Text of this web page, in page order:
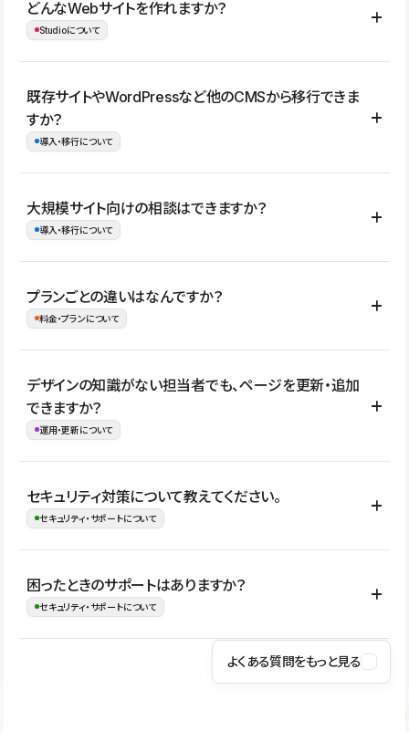
どんなWebサイトを作れますか？
Studioについて
コーポレートサイト、サービスサイト、LP、採用サイト、ブロ
グ・メディア、イベントサイト、店舗・商品紹介サイト、ポートフ
ォリオなど幅広く制作できます。
既存サイトやWordPressなど他のCMSから移行できま
すか？
導入・移行について
はい。既存サイトの構成やコンテンツ、URLを整理したうえで、
Studio上に再構築する形で移行できます。 WordPressの場合は、
イト全体のデザインや設定がそのまま移行されるわけではないた
め、移行後にページ構成やデザイン、CMS設計、URL・リダイレク
大規模サイト向けの相談はできますか？
導入・移行について
はい。アクセス規模が大きいサイトや、複数部門での運用、権限管
理、セキュリティ確認、既存システムとの連携など、個別の要件が
ない段階でも、お問い合わせください。
お問合せはこちら
プランごとの違いはなんですか？
料金・プランについて
公開ページ数、バージョン履歴の期間、CMS利用数の上限、権限
管理の有無などがプランごとに異なります。詳しくは料金プランペ
ージをご覧ください。
デザインの知識がない担当者でも、ページを更新・追加
できますか？
運用・更新について
はい。CMSやコンポーネントを活用して更新範囲を設計しておく
ことで、デザインを崩しにくい状態で運用できます。 さらにコン
ながらレイアウトに影響を与えずに更新作業を進めやすくなりま
す。
セキュリティ対策について教えてください。
セキュリティ・サポートについて
Studioでは、公開サイトやサービスを安全に利用できるよう、通信
の暗号化、データ保護、アクセス管理、脆弱性対策など、複数の観
はSSL/TLSによる通信暗号化に対応しており、悪質なスクリプトの
困ったときのサポートはありますか？
セキュリティ・サポートについて
操作方法や機能については、ヘルプセンターでご確認いただけま
よくある質問をもっと見る